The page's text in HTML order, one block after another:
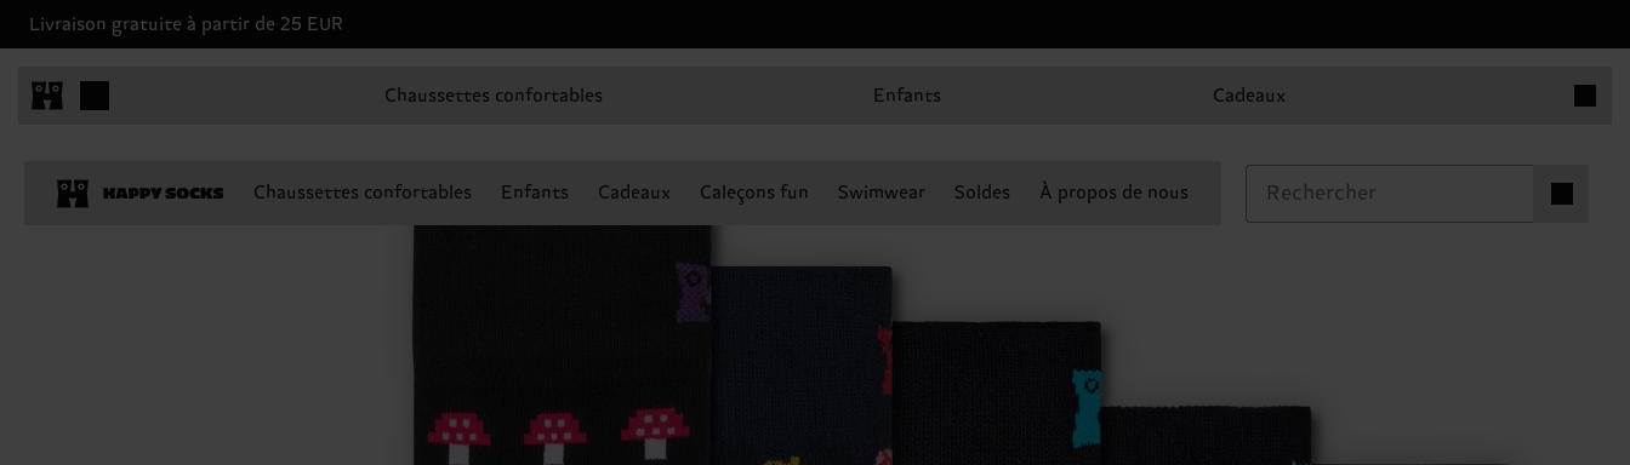
Livraison gratuite à partir de 25 EUR
Chaussettes confortables Enfants Cadeaux
Chaussettes confortables Enfants Cadeaux Caleçons fun Swimwear Soldes À propos de nous